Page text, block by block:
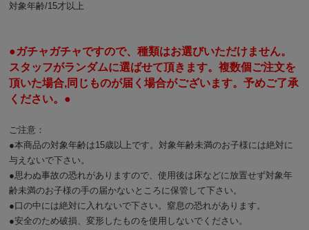
対象年齢/15才以上
●ガチャガチャですので、種類はお選びいただけません。
スタッフがランダムに選ばせて頂きます。複数個ご注文を
頂いた場合,同じものが届く場合がございます。予めご了承
ください。●
ご注意：
●本商品の対象年齢は15歳以上です。対象年齢未満のお子様には絶対に
与えないで下さい。
●思わぬ事故の恐れがありますので、使用後は床などに放置せず対象年
齢未満のお子様の手の届かないところに保管して下さい。
●口の中には絶対に入れないで下さい。窒息の恐れがあります。
●安全のため破損、変形したものを使用しないでください。